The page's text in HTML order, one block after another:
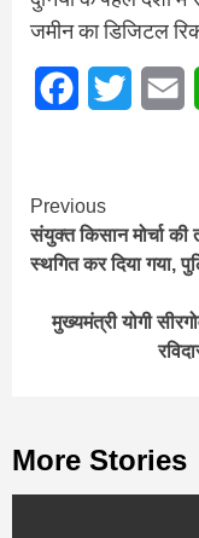
जमीन का डिजिटल
FacebookTwitter
Continue
Reading
Previous
संयुक्त किसान मोर्चा की
स्थगित कर दिया गया,
मुख्यमंत्री योगी
More Stories